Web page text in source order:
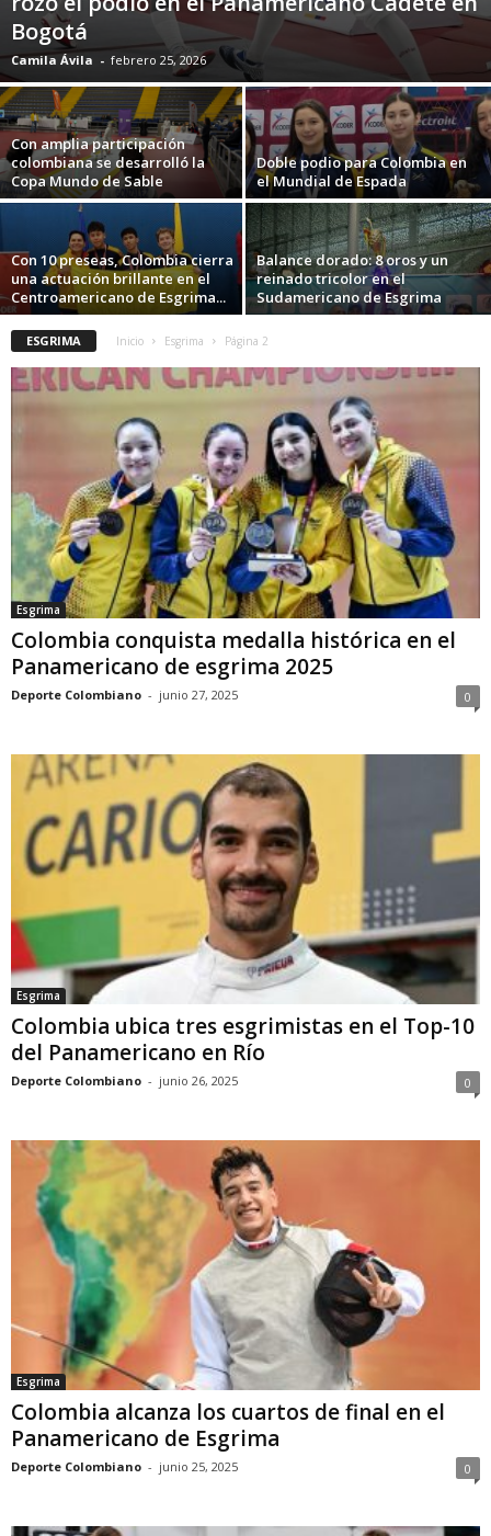
Bogotá
Camila Ávila - febrero 25, 2026
Con amplia participación
colombiana se desarrolló la
Copa Mundo de Sable
Doble podio para Colombia en
el Mundial de Espada
Con 10 preseas, Colombia cierra
una actuación brillante en el
Centroamericano de Esgrima...
Balance dorado: 8 oros y un
reinado tricolor en el
Sudamericano de Esgrima
ESGRIMA Inicio Esgrima Página 2
Esgrima
Colombia conquista medalla histórica en el
Panamericano de esgrima 2025
Deporte Colombiano - junio 27, 2025 0
Esgrima
Colombia ubica tres esgrimistas en el Top-10
del Panamericano en Río
Deporte Colombiano - junio 26, 2025 0
Esgrima
Colombia alcanza los cuartos de final en el
Panamericano de Esgrima
Deporte Colombiano - junio 25, 2025 0